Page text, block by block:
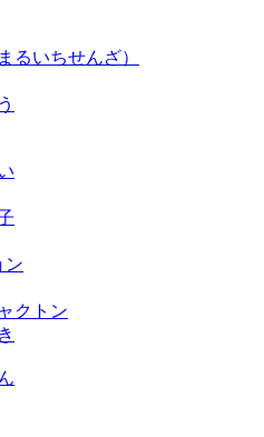
るいちせんざ）
ン
クトン